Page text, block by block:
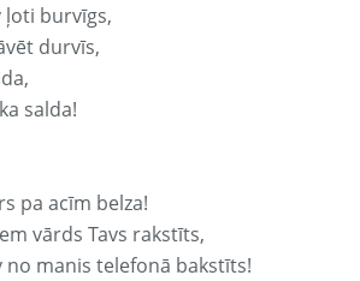
ļoti burvīgs,
durvīs,
salda!
pa acīm belza!
vārds Tavs rakstīts,
no manis telefonā bakstīts!